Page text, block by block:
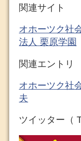
関連サイト
オホーツク社
法人 栗原学園
関連エントリ
オホーツク社
夫
ツイッター（